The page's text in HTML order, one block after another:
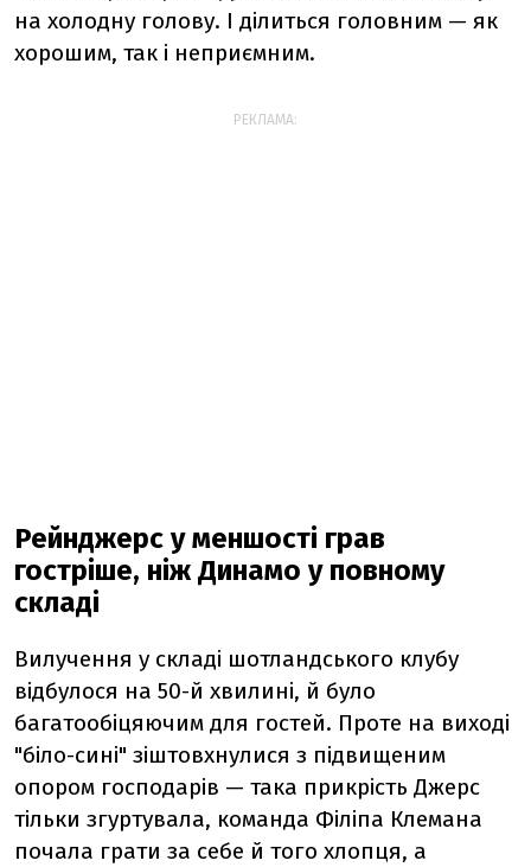
на холодну голову. І ділиться головним — як
хорошим, так і неприємним.
РЕКЛАМА:
Рейнджерс у меншості грав
гостріше, ніж Динамо у повному
складі
Вилучення у складі шотландського клубу
відбулося на 50-й хвилині, й було
багатообіцяючим для гостей. Проте на виході
"біло-сині" зіштовхнулися з підвищеним
опором господарів — така прикрість Джерс
тільки згуртувала, команда Філіпа Клемана
почала грати за себе й того хлопця, а